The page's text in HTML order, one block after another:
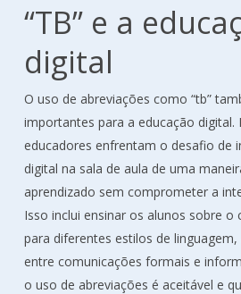
“TB” e a
digital
O uso de abreviações como “tb”
importantes para a educação digital.
educadores enfrentam o desafio de
digital na sala de aula de uma
aprendizado sem comprometer a
Isso inclui ensinar os alunos sobre
para diferentes estilos de
entre comunicações formais e
o uso de abreviações é aceitável e